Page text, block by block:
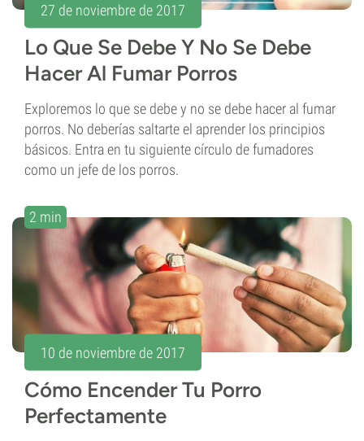
27 de noviembre de 2017
Lo Que Se Debe Y No Se Debe
Hacer Al Fumar Porros
Exploremos lo que se debe y no se debe hacer al fumar
porros. No deberías saltarte el aprender los principios
básicos. Entra en tu siguiente círculo de fumadores
como un jefe de los porros.
2 min
10 de noviembre de 2017
Cómo Encender Tu Porro
Perfectamente